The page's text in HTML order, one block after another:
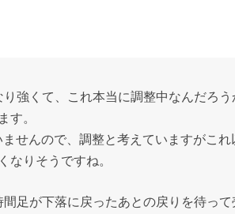
強くて、これ本当に調整中なんだろう
す。
ませんので、調整と考えていますがこ
なりそうですね。
足が下落に戻ったあとの戻りを待って